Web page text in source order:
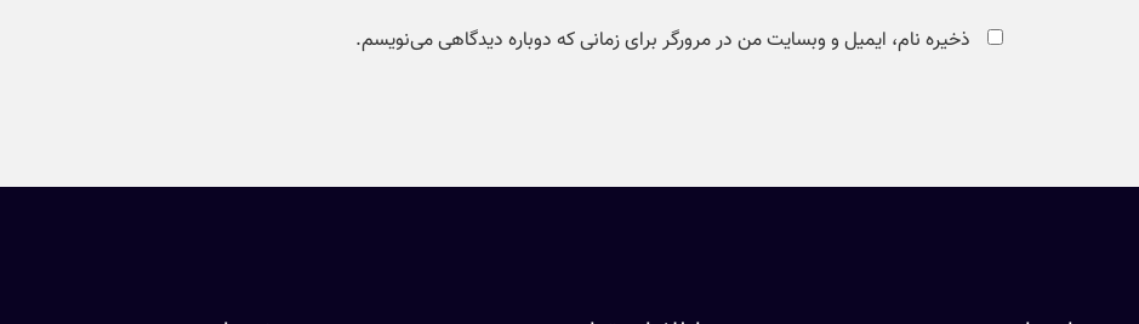
ذخیره نام، ایمیل و وبسایت من در مرورگر برای زمانی که دوباره دیدگاهی می‌نویسم.